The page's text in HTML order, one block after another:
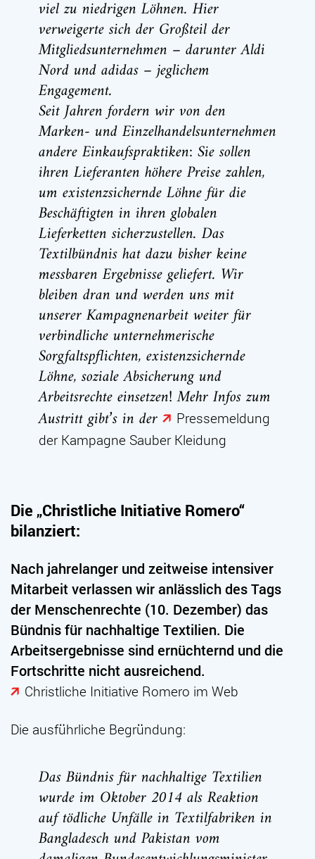
viel zu niedrigen Löhnen. Hier
verweigerte sich der Großteil der
Mitgliedsunternehmen – darunter Aldi
Nord und adidas – jeglichem
Engagement.
Seit Jahren fordern wir von den
Marken- und Einzelhandelsunternehmen
andere Einkaufspraktiken: Sie sollen
ihren Lieferanten höhere Preise zahlen,
um existenzsichernde Löhne für die
Beschäftigten in ihren globalen
Lieferketten sicherzustellen. Das
Textilbündnis hat dazu bisher keine
messbaren Ergebnisse geliefert. Wir
bleiben dran und werden uns mit
unserer Kampagnenarbeit weiter für
verbindliche unternehmerische
Sorgfaltspflichten, existenzsichernde
Löhne, soziale Absicherung und
Arbeitsrechte einsetzen! Mehr Infos zum
Austritt gibt’s in der
Pressemeldung
der Kampagne Sauber Kleidung
Die „Christliche Initiative Romero“
bilanziert:
Nach jahrelanger und zeitweise intensiver
Mitarbeit verlassen wir anlässlich des Tags
der Menschenrechte (10. Dezember) das
Bündnis für nachhaltige Textilien. Die
Arbeitsergebnisse sind ernüchternd und die
Fortschritte nicht ausreichend.
Christliche Initiative Romero im Web
Die ausführliche Begründung:
Das Bündnis für nachhaltige Textilien
wurde im Oktober 2014 als Reaktion
auf tödliche Unfälle in Textilfabriken in
Bangladesch und Pakistan vom